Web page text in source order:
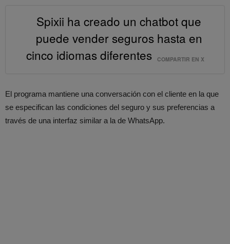
Spixii ha creado un chatbot que
puede vender seguros hasta en
cinco idiomas diferentes
COMPARTIR EN X
El programa mantiene una conversación con el cliente en la que
se especifican las condiciones del seguro y sus preferencias a
través de una interfaz similar a la de WhatsApp.